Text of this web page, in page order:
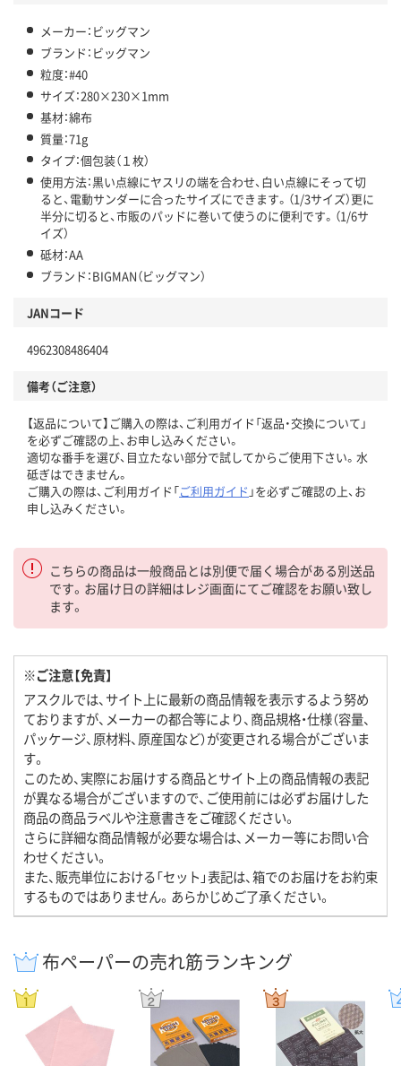
メーカー：ビッグマン
ブランド：ビッグマン
粒度：#40
サイズ：280×230×1mm
基材：綿布
質量：71g
タイプ：個包装（１枚）
使用方法：黒い点線にヤスリの端を合わせ、白い点線にそって切
ると、電動サンダーに合ったサイズにできます。（1/3サイズ）更に
半分に切ると、市販のパッドに巻いて使うのに便利です。（1/6サ
イズ）
砥材：AA
ブランド：BIGMAN（ビッグマン）
JANコード
4962308486404
備考（ご注意）
【返品について】ご購入の際は、ご利用ガイド「返品・交換について」
を必ずご確認の上、お申し込みください。
適切な番手を選び、目立たない部分で試してからご使用下さい。水
砥ぎはできません。
ご購入の際は、ご利用ガイド「ご利用ガイド 」を必ずご確認の上、お
申し込みください。
こちらの商品は一般商品とは別便で届く場合がある別送品
です。お届け日の詳細はレジ画面にてご確認をお願い致し
ます。
※ご注意【免責】
アスクルでは、サイト上に最新の商品情報を表示するよう努め
ておりますが、メーカーの都合等により、商品規格・仕様（容量、
パッケージ、原材料、原産国など）が変更される場合がございま
す。
このため、実際にお届けする商品とサイト上の商品情報の表記
が異なる場合がございますので、ご使用前には必ずお届けした
商品の商品ラベルや注意書きをご確認ください。
さらに詳細な商品情報が必要な場合は、メーカー等にお問い合
わせください。
また、販売単位における「セット」表記は、箱でのお届けをお約束
するものではありません。あらかじめご了承ください。
布ペーパーの売れ筋ランキング